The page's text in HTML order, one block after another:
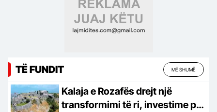
TË FUNDIT MË SHUMË
Kalaja e Rozafës drejt një
transformimi të ri, investime për